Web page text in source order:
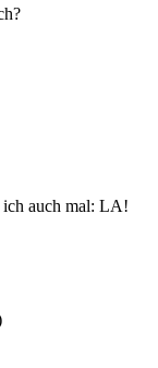
ich auch mal: LA!